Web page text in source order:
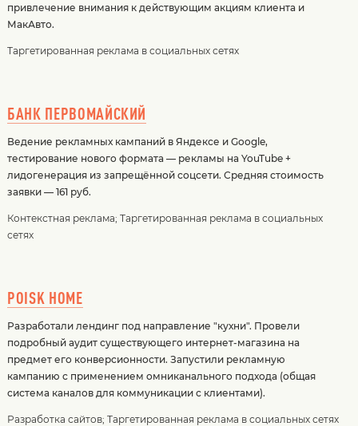
привлечение внимания к действующим акциям клиента и
МакАвто.
Таргетированная реклама в социальных сетях
БАНК ПЕРВОМАЙСКИЙ
Ведение рекламных кампаний в Яндексе и Google,
тестирование нового формата — рекламы на YouTube +
лидогенерация из запрещённой соцсети. Средняя стоимость
заявки — 161 руб.
Контекстная реклама; Таргетированная реклама в социальных
сетях
POISK HOME
Разработали лендинг под направление "кухни". Провели
подробный аудит существующего интернет-магазина на
предмет его конверсионности. Запустили рекламную
кампанию с применением омниканального подхода (общая
система каналов для коммуникации с клиентами).
Разработка сайтов; Таргетированная реклама в социальных сетях